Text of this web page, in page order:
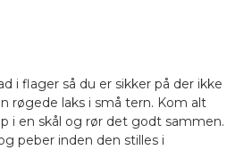
i flager så du er sikker på der ikke
røgede laks i små tern. Kom alt
i en skål og rør det godt sammen.
peber inden den stilles i